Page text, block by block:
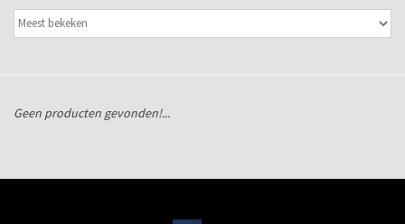
Geen producten gevonden!...